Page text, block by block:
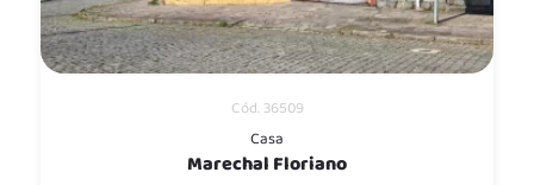
Cód. 36509
Casa
Marechal Floriano